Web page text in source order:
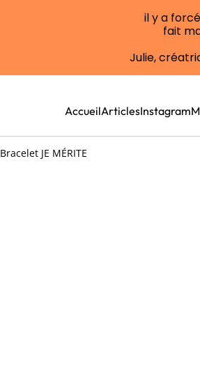
il y a
fait
Julie,
AccueilArticlesInstagram
Bracelet JE MÉRITE